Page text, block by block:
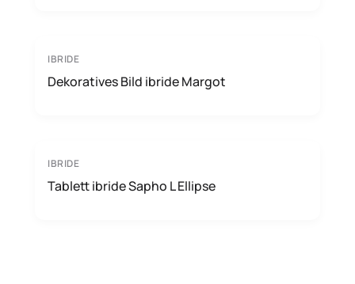
IBRIDE
Dekoratives Bild ibride Margot
IBRIDE
Tablett ibride Sapho L Ellipse